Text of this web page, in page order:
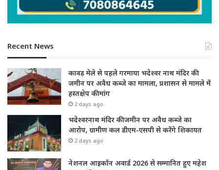
Recent News
कावड़ मेले से पहले गरमाया भदेश्वर नाथ मंदिर की
जमीन पर अवैध कब्जे का मामला, प्रशासन से मामले में
हस्तक्षेप की मांग
2 days ago
भदेश्वरनाथ मंदिर की जमीन पर अवैध कब्जे का
आरोप, ग्रामीण कल डीएम-एसपी से करेंगे शिकायत
2 days ago
नेशनल आइकॉन अवार्ड 2026 से सम्मानित हुए महेश